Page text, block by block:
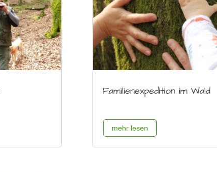
Familienexpedition im Wald
mehr lesen